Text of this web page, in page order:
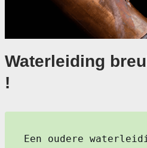
Waterleiding
!
Een oudere